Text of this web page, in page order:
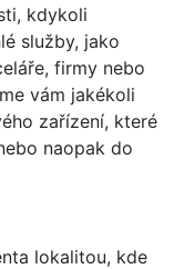
kdykoli
služby, jako
firmy nebo
vám jakékoli
zařízení, které
naopak do
lokalitou, kde